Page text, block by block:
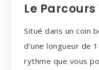
Le
Situé dans un coin
d’une longueur de
rythme que vous